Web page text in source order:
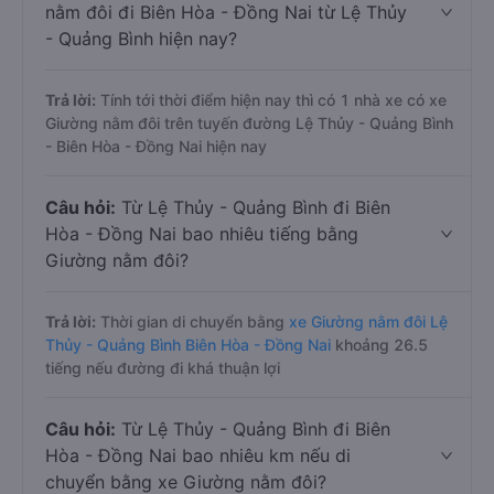
nằm đôi đi Biên Hòa - Đồng Nai từ Lệ Thủy
- Quảng Bình hiện nay?
Trả lời: Tính tới thời điểm hiện nay thì có 1 nhà xe có xe
Giường nằm đôi trên tuyến đường Lệ Thủy - Quảng Bình
- Biên Hòa - Đồng Nai hiện nay
Câu hỏi: Từ Lệ Thủy - Quảng Bình đi Biên
Hòa - Đồng Nai bao nhiêu tiếng bằng
Giường nằm đôi?
Trả lời: Thời gian di chuyển bằng xe Giường nằm đôi Lệ
Thủy - Quảng Bình Biên Hòa - Đồng Nai khoảng 26.5
tiếng nếu đường đi khá thuận lợi
Câu hỏi: Từ Lệ Thủy - Quảng Bình đi Biên
Hòa - Đồng Nai bao nhiêu km nếu di
chuyển bằng xe Giường nằm đôi?